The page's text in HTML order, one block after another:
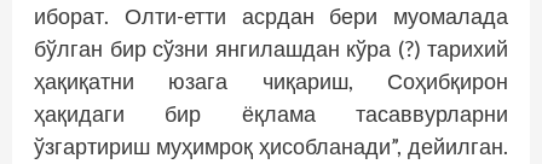
иборат. Олти-етти асрдан бери муомалада
бўлган бир сўзни янгилашдан кўра (?) тарихий
ҳақиқатни юзага чиқариш, Соҳибқирон
ҳақидаги бир ёқлама тасаввурларни
ўзгартириш муҳимроқ ҳисобланади”, дейилган.